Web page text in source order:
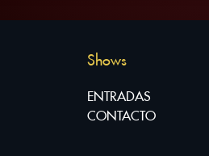
Shows
ENTRADAS
CONTACTO